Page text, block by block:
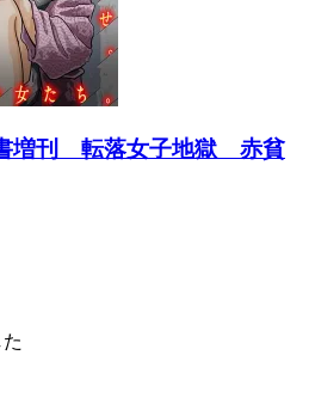
増刊 転落女子地獄 赤貧